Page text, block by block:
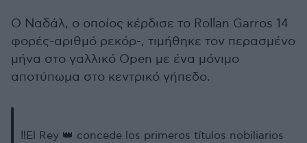
Ο Ναδάλ, ο οποίος κέρδισε το Rollan Garros 14
φορές-αριθμό ρεκόρ-, τιμήθηκε τον περασμένο
μήνα στο γαλλικό Open με ένα μόνιμο
αποτύπωμα στο κεντρικό γήπεδο.
‼️El Rey 👑 concede los primeros títulos nobiliarios